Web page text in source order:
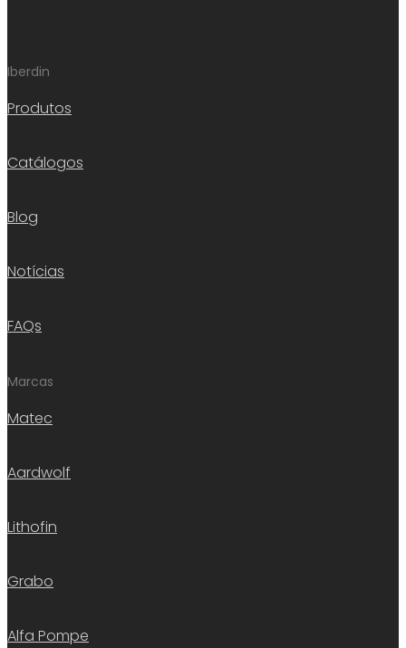
Iberdin
Produtos
Catálogos
Blog
Notícias
FAQs
Marcas
Matec
Aardwolf
Lithofin
Grabo
Alfa Pompe